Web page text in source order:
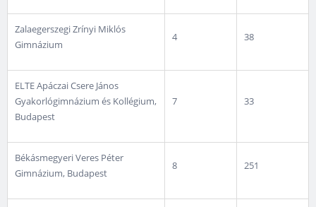
Zalaegerszegi Zrínyi Miklós
Gimnázium
4 38
ELTE Apáczai Csere János
Gyakorlógimnázium és Kollégium,
Budapest
7 33
Békásmegyeri Veres Péter
Gimnázium, Budapest
8 251